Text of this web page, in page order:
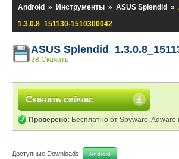
Android » Инструменты » ASUS Splendid »
1.3.0.8_151130-1510300042
ASUS Splendid
38 Скачать
Скачать сейчас
Проверено: Бесплатно от Spyware, Adware
Доступные Downloads: Android